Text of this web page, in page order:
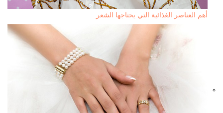
أهم العناصر الغذائية التي يحتاجها الشعر